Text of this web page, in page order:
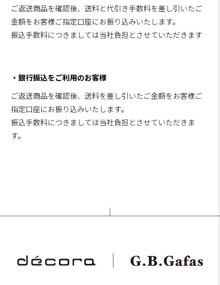
ご返送商品を確認後、送料と代引き手数料を差し引いたご
金額をお客様ご指定口座にお振り込みいたします。
振込手数料につきましては当社負担とさせていただきます
・銀行振込をご利用のお客様
ご返送商品を確認後、送料を差し引いたご金額をお客様ご
指定口座にお振り込みいたします。
振込手数料につきましては当社負担とさせていただきま
す。